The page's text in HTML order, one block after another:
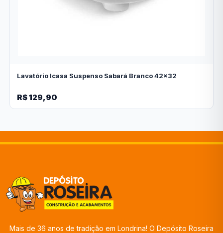
Lavatório Icasa Suspenso Sabará Branco 42x32
R$ 129,90
Mais de 36 anos de tradição em Londrina! O Depósito Roseira